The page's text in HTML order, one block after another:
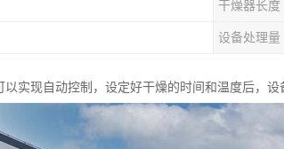
干燥器长度
设备处理量
实现自动控制，设定好干燥的时间和温度后，设